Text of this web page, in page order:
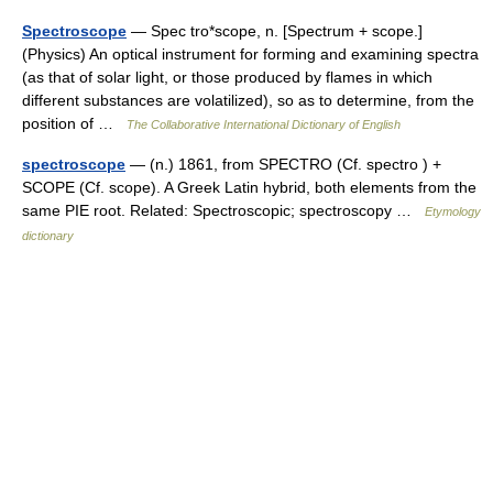
Spectroscope — Spec tro*scope, n. [Spectrum + scope.]
(Physics) An optical instrument for forming and examining spectra
(as that of solar light, or those produced by flames in which
different substances are volatilized), so as to determine, from the
position of …
The Collaborative International Dictionary of English
spectroscope — (n.) 1861, from SPECTRO (Cf. spectro ) +
SCOPE (Cf. scope). A Greek Latin hybrid, both elements from the
same PIE root. Related: Spectroscopic; spectroscopy …
Etymology
dictionary